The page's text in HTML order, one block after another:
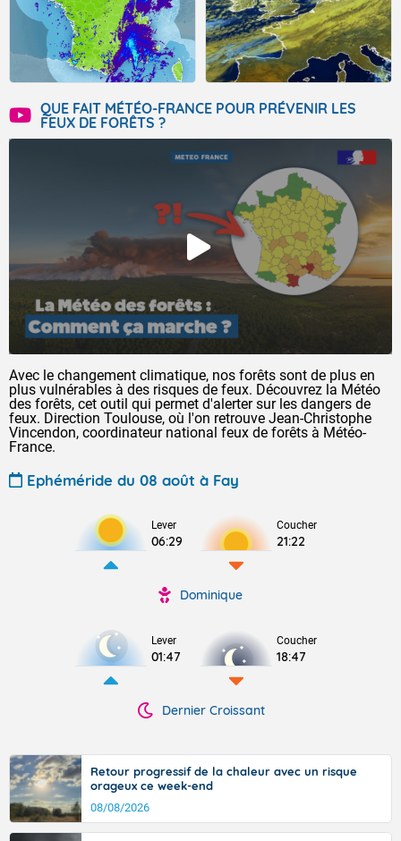
QUE FAIT MÉTÉO-FRANCE POUR PRÉVENIR LES
FEUX DE FORÊTS ?
Avec le changement climatique, nos forêts sont de plus en
plus vulnérables à des risques de feux. Découvrez la Météo
des forêts, cet outil qui permet d'alerter sur les dangers de
feux. Direction Toulouse, où l'on retrouve Jean-Christophe
Vincendon, coordinateur national feux de forêts à Météo-
France.
Ephéméride du 08 août à Fay
Lever
06:29
Coucher
21:22
Dominique
Lever
01:47
Coucher
18:47
Dernier Croissant
Retour progressif de la chaleur avec un risque
orageux ce week-end
08/08/2026